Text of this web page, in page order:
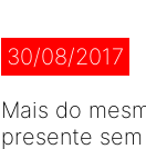
30/08/2017
Mais do
presente